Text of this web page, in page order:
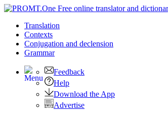
Translation
Contexts
Conjugation and declension
Grammar
Feedback
Help
Download the App
Advertise